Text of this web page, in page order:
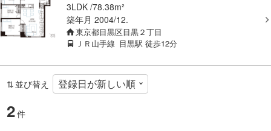
3LDK 78.38m²
築年月 2004/12.
東京都目黒区目黒２丁目
ＪＲ山手線 目黒駅 徒歩12分
並び替え
2件